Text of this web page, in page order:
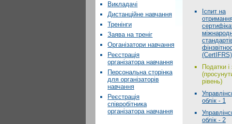
Викладачі
Дистанційне навчання
Тренінги
Заява на треніг
Організатори навчання
Реєстрація
організатора навчання
Персональна сторінка
для організаторів
навчання
Реєстрація
співробітника
організатора навчання
Іспит на
(CertIFRS)
Податки і
рівень)
облік - 1
облік - 2